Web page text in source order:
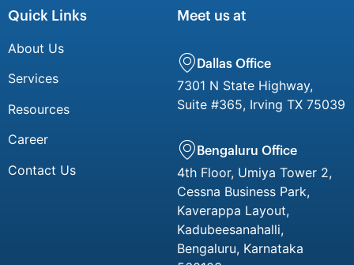
Quick Links
About Us
Services
Resources
Career
Contact Us
Meet us at
Dallas Office
7301 N State Highway,
Suite #365, Irving TX 75039
Bengaluru Office
4th Floor, Umiya Tower 2,
Cessna Business Park,
Kaverappa Layout,
Kadubeesanahalli,
Bengaluru, Karnataka